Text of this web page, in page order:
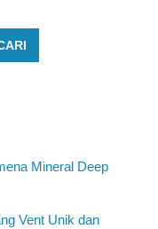
Mineral Deep
Vent Unik dan